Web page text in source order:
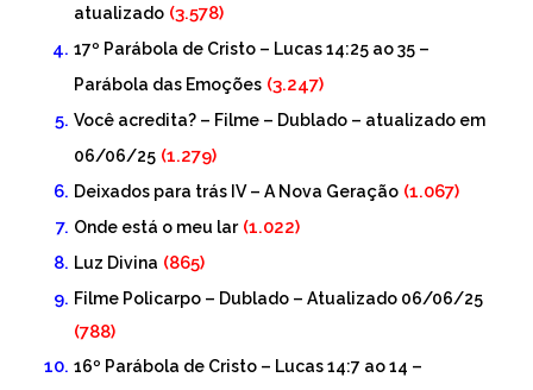
atualizado (3.578)
17º Parábola de Cristo – Lucas 14:25 ao 35 –
Parábola das Emoções (3.247)
Você acredita? – Filme – Dublado – atualizado em
06/06/25 (1.279)
Deixados para trás IV – A Nova Geração (1.067)
Onde está o meu lar (1.022)
Luz Divina (865)
Filme Policarpo – Dublado – Atualizado 06/06/25
(788)
16º Parábola de Cristo – Lucas 14:7 ao 14 –